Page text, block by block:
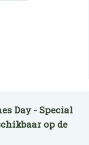
Day - Special
op de